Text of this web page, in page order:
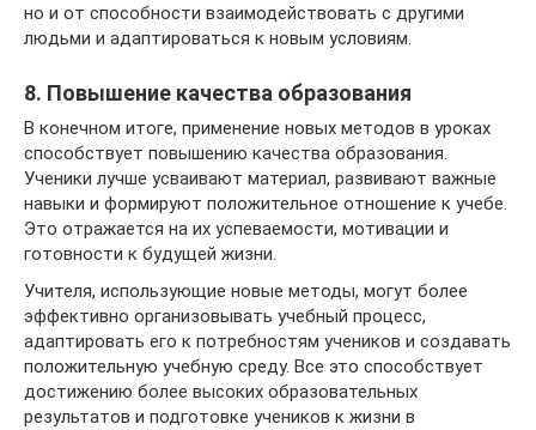
но и от способности взаимодействовать с другими
людьми и адаптироваться к новым условиям.
8. Повышение качества образования
В конечном итоге, применение новых методов в уроках
способствует повышению качества образования.
Ученики лучше усваивают материал, развивают важные
навыки и формируют положительное отношение к учебе.
Это отражается на их успеваемости, мотивации и
готовности к будущей жизни.
Учителя, использующие новые методы, могут более
эффективно организовывать учебный процесс,
адаптировать его к потребностям учеников и создавать
положительную учебную среду. Все это способствует
достижению более высоких образовательных
результатов и подготовке учеников к жизни в